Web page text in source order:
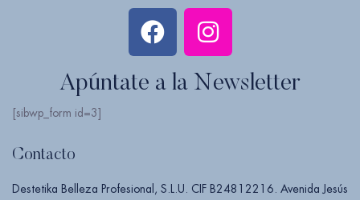
Apúntate a la Newsletter
[sibwp_form id=3]
Contacto
Destetika Belleza Profesional, S.L.U. CIF B24812216. Avenida Jesús